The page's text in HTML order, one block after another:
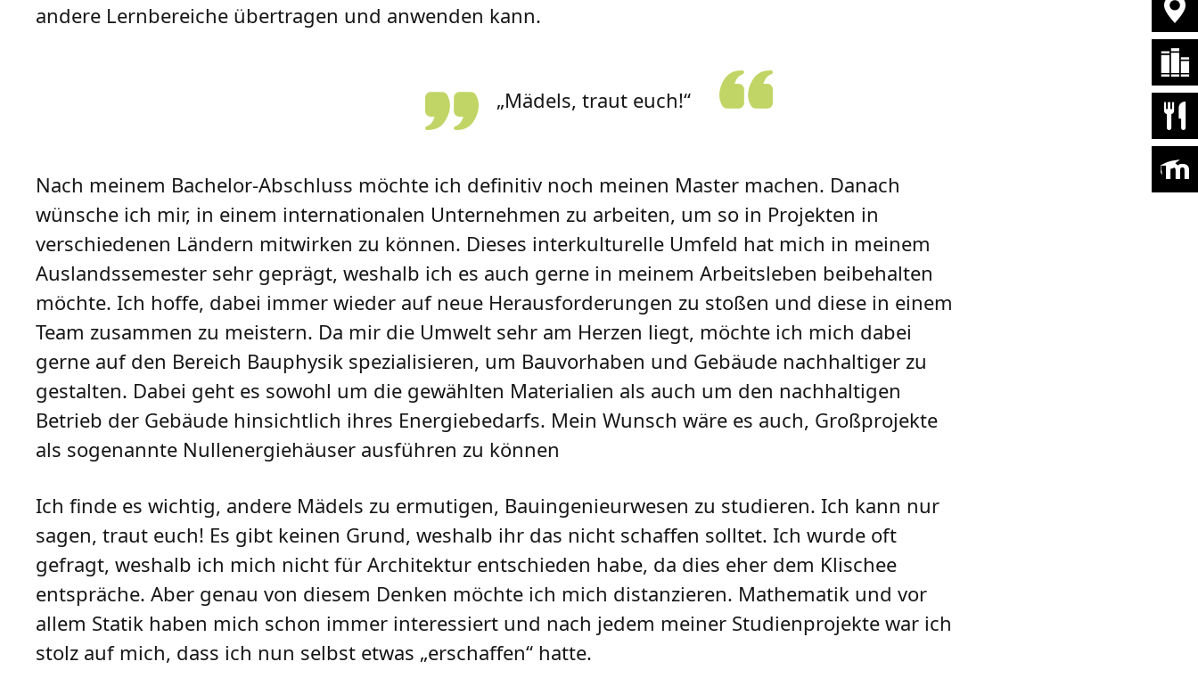
andere Lernbereiche übertragen und anwenden kann.
„Mädels, traut euch!“
Nach meinem Bachelor-Abschluss möchte ich definitiv noch meinen Master machen. Danach
wünsche ich mir, in einem internationalen Unternehmen zu arbeiten, um so in Projekten in
verschiedenen Ländern mitwirken zu können. Dieses interkulturelle Umfeld hat mich in meinem
Auslandssemester sehr geprägt, weshalb ich es auch gerne in meinem Arbeitsleben beibehalten
möchte. Ich hoffe, dabei immer wieder auf neue Herausforderungen zu stoßen und diese in einem
Team zusammen zu meistern. Da mir die Umwelt sehr am Herzen liegt, möchte ich mich dabei
gerne auf den Bereich Bauphysik spezialisieren, um Bauvorhaben und Gebäude nachhaltiger zu
gestalten. Dabei geht es sowohl um die gewählten Materialien als auch um den nachhaltigen
Betrieb der Gebäude hinsichtlich ihres Energiebedarfs. Mein Wunsch wäre es auch, Großprojekte
als sogenannte Nullenergiehäuser ausführen zu können
Ich finde es wichtig, andere Mädels zu ermutigen, Bauingenieurwesen zu studieren. Ich kann nur
sagen, traut euch! Es gibt keinen Grund, weshalb ihr das nicht schaffen solltet. Ich wurde oft
gefragt, weshalb ich mich nicht für Architektur entschieden habe, da dies eher dem Klischee
entspräche. Aber genau von diesem Denken möchte ich mich distanzieren. Mathematik und vor
allem Statik haben mich schon immer interessiert und nach jedem meiner Studienprojekte war ich
stolz auf mich, dass ich nun selbst etwas „erschaffen“ hatte.